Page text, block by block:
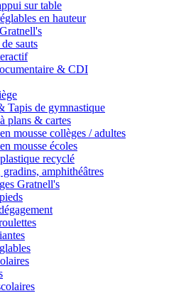
sur table
en hauteur
sauts
& CDI
Tapis de gymnastique
plans & cartes
mousse collèges / adultes
mousse écoles
recyclé
gradins, amphithéâtres
Gratnell's